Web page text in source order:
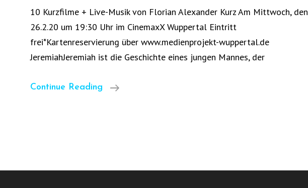
10 Kurzfilme + Live-Musik von Florian Alexander Kurz Am Mittwoch, den
26.2.20 um 19:30 Uhr im CinemaxX Wuppertal Eintritt
frei*Kartenreservierung über www.medienprojekt-wuppertal.de
JeremiahJeremiah ist die Geschichte eines jungen Mannes, der
Continue Reading
Borderline